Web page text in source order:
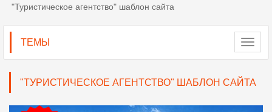
"Туристическое агентство" шаблон сайта
ТЕМЫ
"ТУРИСТИЧЕСКОЕ АГЕНТСТВО" ШАБЛОН САЙТА